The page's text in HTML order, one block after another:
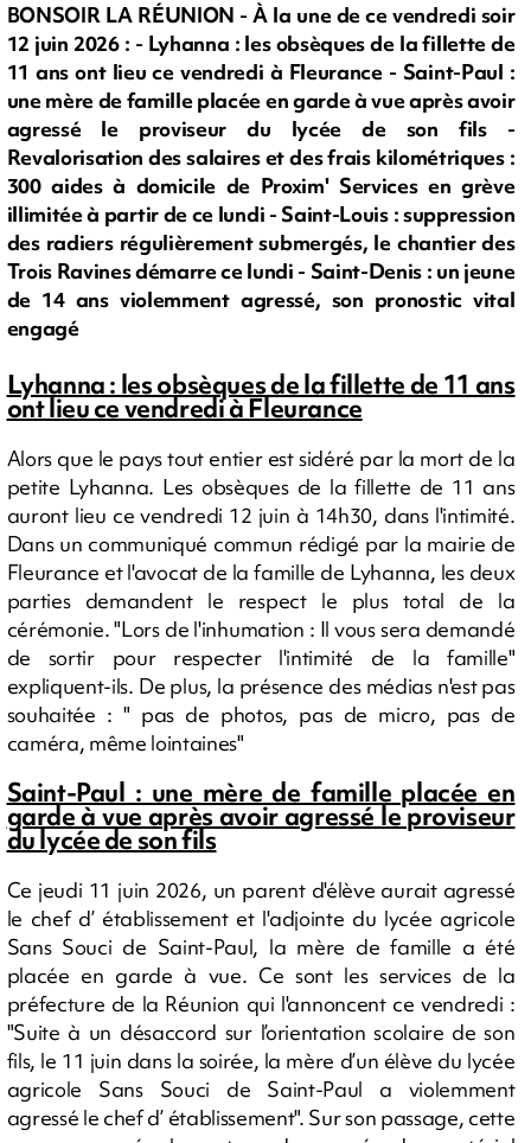
BONSOIR LA RÉUNION - À la une de ce vendredi soir
12 juin 2026 : - Lyhanna : les obsèques de la fillette de
11 ans ont lieu ce vendredi à Fleurance - Saint-Paul :
une mère de famille placée en garde à vue après avoir
agressé le proviseur du lycée de son fils -
Revalorisation des salaires et des frais kilométriques :
300 aides à domicile de Proxim' Services en grève
illimitée à partir de ce lundi - Saint-Louis : suppression
des radiers régulièrement submergés, le chantier des
Trois Ravines démarre ce lundi - Saint-Denis : un jeune
de 14 ans violemment agressé, son pronostic vital
engagé
Lyhanna : les obsèques de la fillette de 11 ans
ont lieu ce vendredi à Fleurance
Alors que le pays tout entier est sidéré par la mort de la
petite Lyhanna. Les obsèques de la fillette de 11 ans
auront lieu ce vendredi 12 juin à 14h30, dans l'intimité.
Dans un communiqué commun rédigé par la mairie de
Fleurance et l'avocat de la famille de Lyhanna, les deux
parties demandent le respect le plus total de la
cérémonie. "Lors de l'inhumation : Il vous sera demandé
de sortir pour respecter l'intimité de la famille"
expliquent-ils. De plus, la présence des médias n'est pas
souhaitée : " pas de photos, pas de micro, pas de
caméra, même lointaines"
Saint-Paul : une mère de famille placée en
garde à vue après avoir agressé le proviseur
du lycée de son fils
Ce jeudi 11 juin 2026, un parent d'élève aurait agressé
le chef d’ établissement et l'adjointe du lycée agricole
Sans Souci de Saint-Paul, la mère de famille a été
placée en garde à vue. Ce sont les services de la
préfecture de la Réunion qui l'annoncent ce vendredi :
"Suite à un désaccord sur l’orientation scolaire de son
fils, le 11 juin dans la soirée, la mère d’un élève du lycée
agricole Sans Souci de Saint-Paul a violemment
agressé le chef d’ établissement". Sur son passage, cette